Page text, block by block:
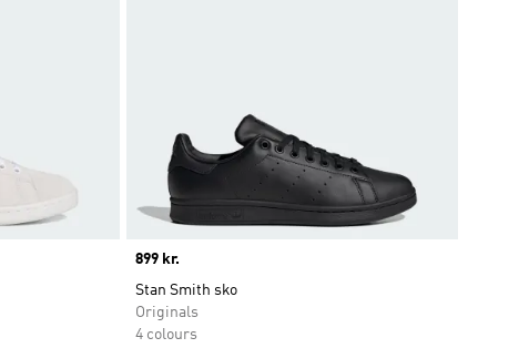
Price
899 kr.
Stan Smith sko
Originals
4 colours